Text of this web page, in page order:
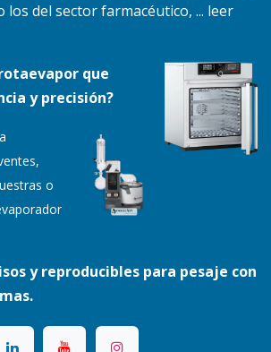
los del sector farmacéutico, ... leer
que
y precisión?
o
y reproducibles para pesaje con